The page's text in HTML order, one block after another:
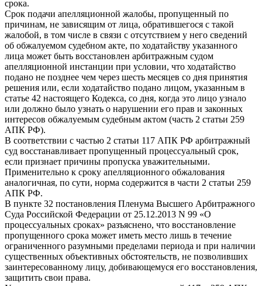
срока.
Срок подачи апелляционной жалобы, пропущенный по
причинам, не зависящим от лица, обратившегося с такой
жалобой, в том числе в связи с отсутствием у него сведений
об обжалуемом судебном акте, по ходатайству указанного
лица может быть восстановлен арбитражным судом
апелляционной инстанции при условии, что ходатайство
подано не позднее чем через шесть месяцев со дня принятия
решения или, если ходатайство подано лицом, указанным в
статье 42 настоящего Кодекса, со дня, когда это лицо узнало
или должно было узнать о нарушении его прав и законных
интересов обжалуемым судебным актом (часть 2 статьи 259
АПК РФ).
В соответствии с частью 2 статьи 117 АПК РФ арбитражный
суд восстанавливает пропущенный процессуальный срок,
если признает причины пропуска уважительными.
Применительно к сроку апелляционного обжалования
аналогичная, по сути, норма содержится в части 2 статьи 259
АПК РФ.
В пункте 32 постановления Пленума Высшего Арбитражного
Суда Российской Федерации от 25.12.2013 N 99 «О
процессуальных сроках» разъяснено, что восстановление
пропущенного срока может иметь место лишь в течение
ограниченного разумными пределами периода и при наличии
существенных объективных обстоятельств, не позволивших
заинтересованному лицу, добивающемуся его восстановления,
защитить свои права.